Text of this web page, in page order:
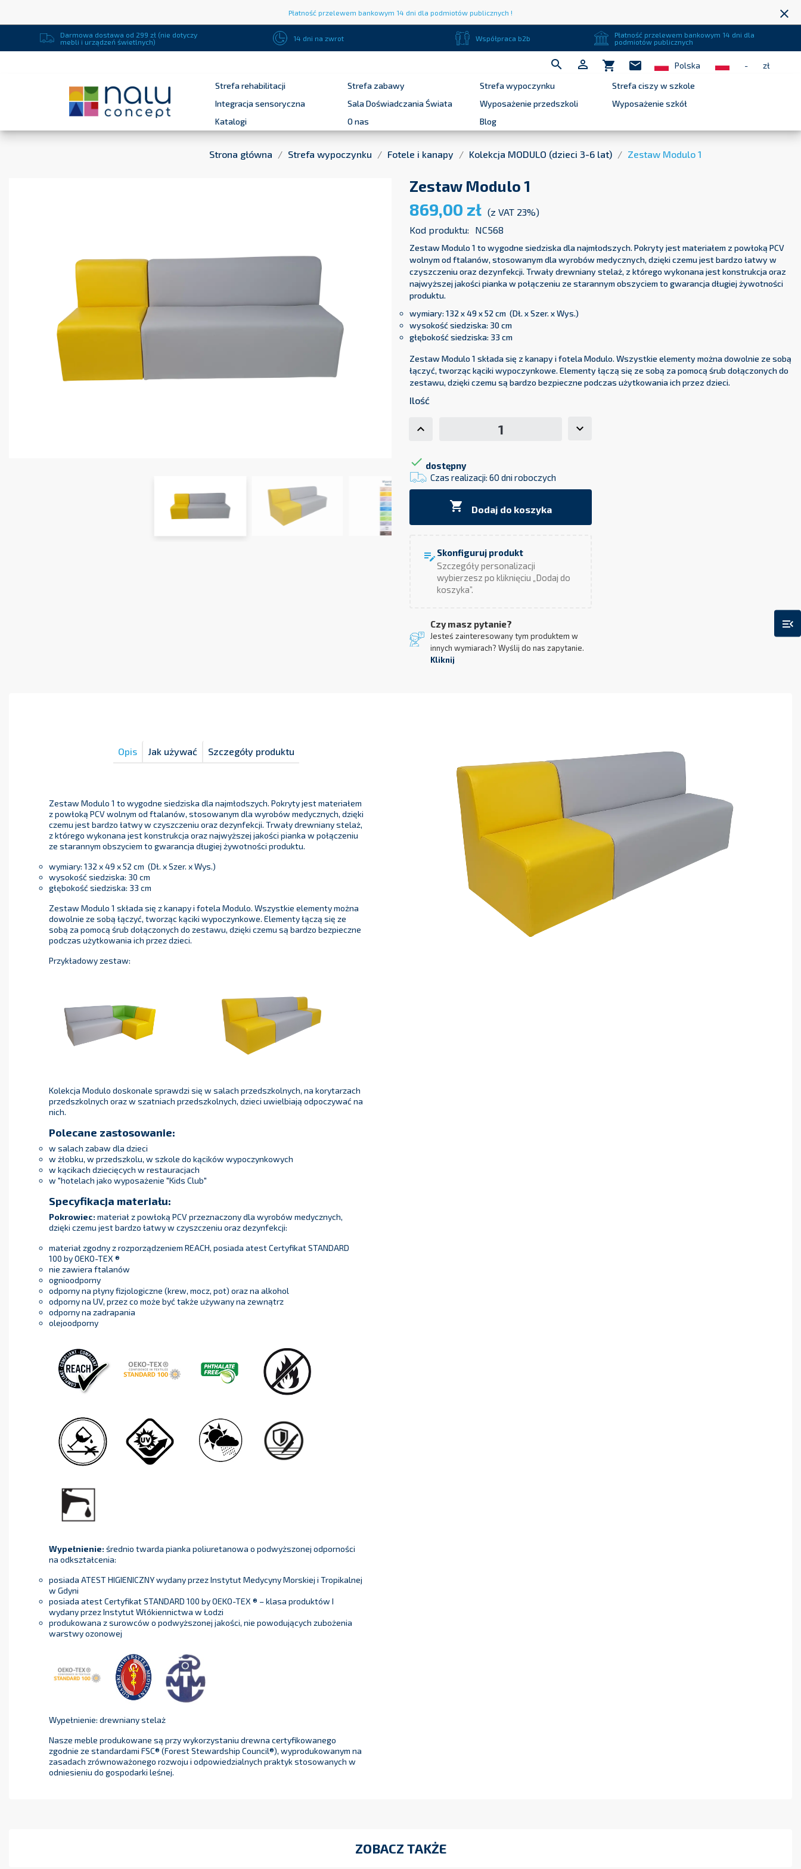
Płatność przelewem bankowym 14 dni dla podmiotów publicznych ! close
Darmowa dostawa od 299 zł (nie dotyczy
mebli i urządzeń świetlnych)
14 dni na zwrot Współpraca b2b
Płatność przelewem bankowym 14 dni dla
podmiotów publicznych
  shopping_cart mail Polska -
zł
Strefa rehabilitacji
Strefa zabawy Strefa wypoczynku
Strefa ciszy w szkole
Integracja sensoryczna
Sala Doświadczania Świata Wyposażenie przedszkoli
Wyposażenie szkół
Katalogi
O nas Blog
menu_open
Strona główna Strefa wypoczynku Fotele i kanapy Kolekcja MODULO (dzieci 3-6 lat) Zestaw Modulo 1
Zestaw Modulo 1
869,00 zł (z VAT 23%)
Kod produktu:
NC568
Zestaw Modulo 1 to wygodne siedziska dla najmłodszych. Pokryty jest materiałem z powłoką PCV
wolnym od ftalanów, stosowanym dla wyrobów medycznych, dzięki czemu jest bardzo łatwy w
czyszczeniu oraz dezynfekcji. Trwały drewniany stelaż, z którego wykonana jest konstrukcja oraz
najwyższej jakości pianka w połączeniu ze starannym obszyciem to gwarancja długiej żywotności
produktu.
wymiary: 132 x 49 x 52 cm (Dł. x Szer. x Wys.)
wysokość siedziska: 30 cm
głębokość siedziska: 33 cm
Zestaw Modulo 1 składa się z kanapy i fotela Modulo. Wszystkie elementy można dowolnie ze sobą
łączyć, tworząc kąciki wypoczynkowe. Elementy łączą się ze sobą za pomocą śrub dołączonych do
zestawu, dzięki czemu są bardzo bezpieczne podczas użytkowania ich przez dzieci.
Ilość
 dostępny
Czas realizacji: 60 dni roboczych
 Dodaj do koszyka
edit_note Skonfiguruj produkt
Szczegóły personalizacji
wybierzesz po kliknięciu „Dodaj do
koszyka”.
Czy masz pytanie?
Jesteś zainteresowany tym produktem w
innych wymiarach? Wyślij do nas zapytanie.
Kliknij
Opis Jak używać Szczegóły produktu
Zestaw Modulo 1 to wygodne siedziska dla najmłodszych. Pokryty jest materiałem
z powłoką PCV wolnym od ftalanów, stosowanym dla wyrobów medycznych, dzięki
czemu jest bardzo łatwy w czyszczeniu oraz dezynfekcji. Trwały drewniany stelaż,
z którego wykonana jest konstrukcja oraz najwyższej jakości pianka w połączeniu
ze starannym obszyciem to gwarancja długiej żywotności produktu.
wymiary: 132 x 49 x 52 cm (Dł. x Szer. x Wys.)
wysokość siedziska: 30 cm
głębokość siedziska: 33 cm
Zestaw Modulo 1 składa się z kanapy i fotela Modulo. Wszystkie elementy można
dowolnie ze sobą łączyć, tworząc kąciki wypoczynkowe. Elementy łączą się ze
sobą za pomocą śrub dołączonych do zestawu, dzięki czemu są bardzo bezpieczne
podczas użytkowania ich przez dzieci.
Przykładowy zestaw:
Kolekcja Modulo doskonale sprawdzi się w salach przedszkolnych, na korytarzach
przedszkolnych oraz w szatniach przedszkolnych, dzieci uwielbiają odpoczywać na
nich.
Polecane zastosowanie:
w salach zabaw dla dzieci
w żłobku, w przedszkolu, w szkole do kącików wypoczynkowych
w kącikach dziecięcych w restauracjach
w "hotelach jako wyposażenie "Kids Club"
Specyfikacja materiału:
Pokrowiec:materiał z powłoką PCV przeznaczony dla wyrobów medycznych,
dzięki czemu jest bardzo łatwy w czyszczeniu oraz dezynfekcji:
materiał zgodny z rozporządzeniem REACH, posiada atest Certyfikat STANDARD
100 by OEKO-TEX ®
nie zawiera ftalanów
ognioodporny
odporny na płyny fizjologiczne (krew, mocz, pot) oraz na alkohol
odporny na UV, przez co może być także używany na zewnątrz
odporny na zadrapania
olejoodporny
Wypełnienie:średnio twarda pianka poliuretanowa o podwyższonej odporności
na odkształcenia:
posiada ATEST HIGIENICZNY wydany przez Instytut Medycyny Morskiej i Tropikalnej
w Gdyni
posiada atest Certyfikat STANDARD 100 by OEKO-TEX ® – klasa produktów I
wydany przez Instytut Włókiennictwa w Łodzi
produkowana z surowców o podwyższonej jakości, nie powodujących zubożenia
warstwy ozonowej
Wypełnienie: drewniany stelaż
Nasze meble produkowane są przy wykorzystaniu drewna certyfikowanego
zgodnie ze standardami FSC® (Forest Stewardship Council®), wyprodukowanym na
zasadach zrównoważonego rozwoju i odpowiedzialnych praktyk stosowanych w
odniesieniu do gospodarki leśnej.
ZOBACZ TAKŻE